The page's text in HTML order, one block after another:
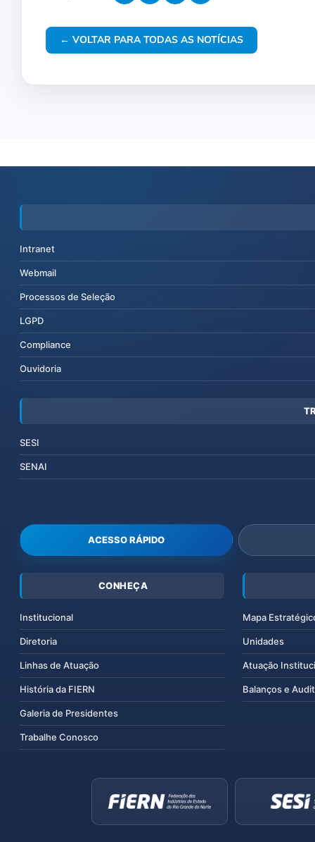
← VOLTAR PARA TODAS AS NOTÍCIAS
Intranet
Webmail
Processos de Seleção
LGPD
Compliance
Ouvidoria
SESI
SENAI
ACESSO RÁPIDO
CONHEÇA
Institucional
Diretoria
Linhas de Atuação
História da FIERN
Galeria de Presidentes
Trabalhe Conosco
Mapa
Unidades
Atuação
Balanços e